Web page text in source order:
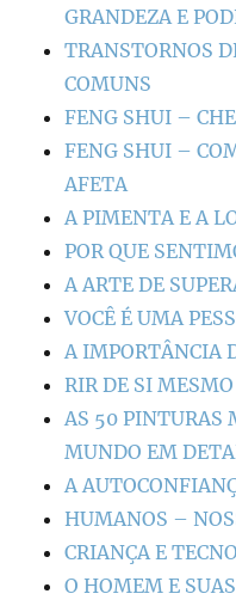
GRANDEZA E
TRANSTORNOS
COMUNS
FENG SHUI –
FENG SHUI –
AFETA
A PIMENTA E A
POR QUE
A ARTE DE
VOCÊ É UMA
A IMPORTÂNCIA
RIR DE SI
AS 50 PINTURAS
MUNDO EM
A
HUMANOS –
CRIANÇA E
O HOMEM E